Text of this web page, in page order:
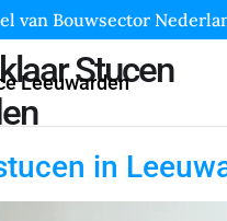
van Bouwsector
Leeuwarden
Stucen
in